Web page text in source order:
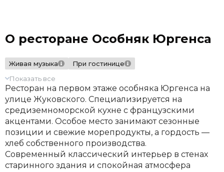
О ресторане Особняк Юргенса
Живая музыка
При гостинице
Показать все
Ресторан на первом этаже особняка Юргенса на
улице Жуковского. Специализируется на
средиземноморской кухне с французскими
акцентами. Особое место занимают сезонные
позиции и свежие морепродукты, а гордость —
хлеб собственного производства.
Современный классический интерьер в стенах
старинного здания и спокойная атмосфера